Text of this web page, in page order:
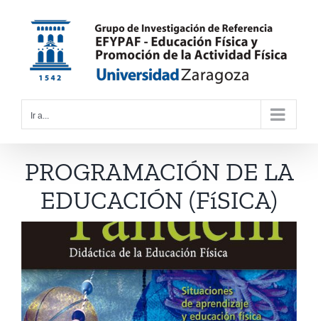
contenido
Ir a...
PROGRAMACIÓN DE LA
EDUCACIÓN (FíSICA)